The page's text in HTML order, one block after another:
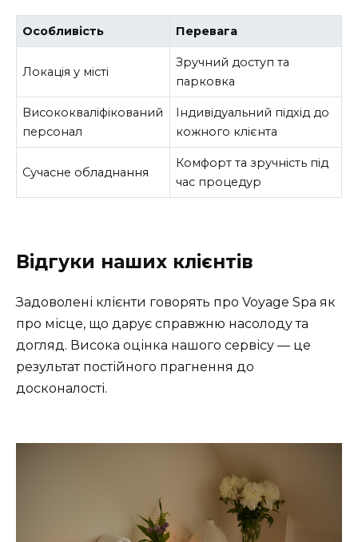
Особливість Перевага
Локація у місті
Зручний доступ та
парковка
Висококваліфікований
персонал
Індивідуальний підхід до
кожного клієнта
Сучасне обладнання
Комфорт та зручність під
час процедур
Відгуки наших клієнтів
Задоволені клієнти говорять про Voyage Spa як
про місце, що дарує справжню насолоду та
догляд. Висока оцінка нашого сервісу — це
результат постійного прагнення до
досконалості.